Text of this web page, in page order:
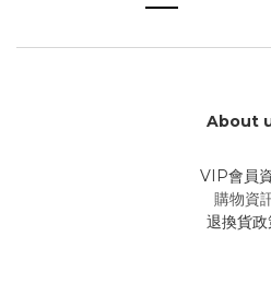
About
VIP會員
購物資
退換貨政